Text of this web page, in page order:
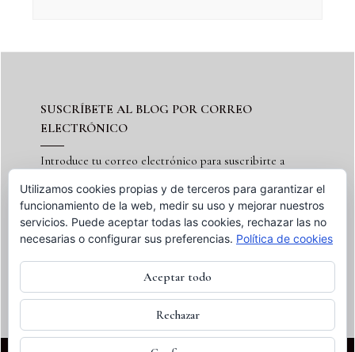
SUSCRÍBETE AL BLOG POR CORREO
ELECTRÓNICO
Introduce tu correo electrónico para suscribirte a
este blog y recibir notificaciones de nuevas entradas.
Utilizamos cookies propias y de terceros para garantizar el
funcionamiento de la web, medir su uso y mejorar nuestros
servicios. Puede aceptar todas las cookies, rechazar las no
necesarias o configurar sus preferencias. Política de cookies
Aceptar todo
Rechazar